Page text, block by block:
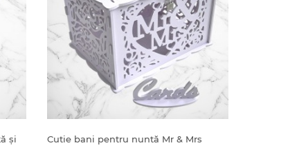
și
Cutie bani pentru nuntă Mr & Mrs